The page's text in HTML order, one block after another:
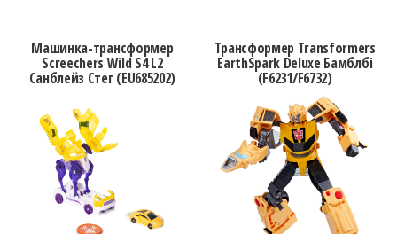
Машинка-трансформер
Screechers Wild S4 L2
Санблейз Стег (EU685202)
Трансформер Transformers
EarthSpark Deluxe Бамблбі
(F6231/F6732)